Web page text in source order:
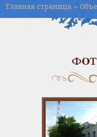
Главная страница »